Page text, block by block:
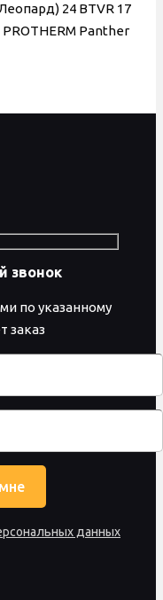
24 BTVR 17
Panther
звонок
по указанному
заказ
данных